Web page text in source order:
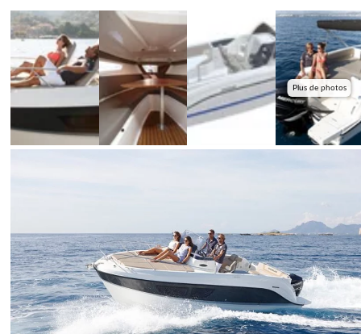
Plus de photos